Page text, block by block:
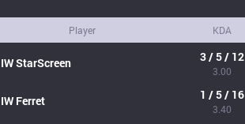
Player KDA
IWStarScreen 3 / 5 / 12
3.00
IW Ferret 1 / 5 / 16
3.40